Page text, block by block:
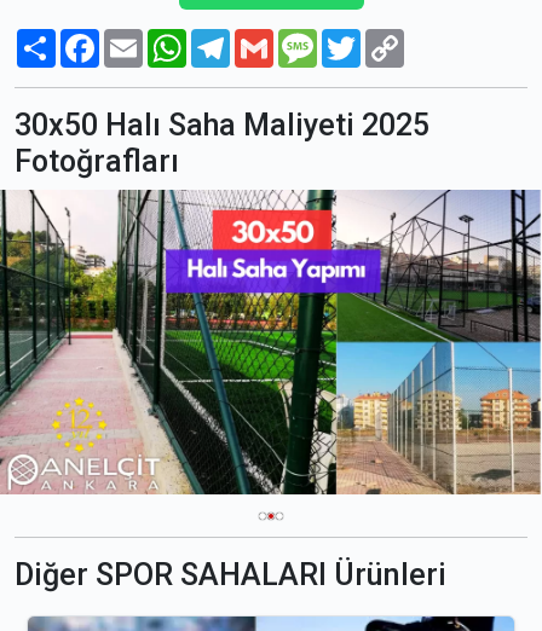
PaylaşFacebook
Email WhatsAppTelegram
Gmail Message
Twitter
30x50 Halı Saha Maliyeti 2025
Fotoğrafları
Diğer SPOR SAHALARI Ürünleri